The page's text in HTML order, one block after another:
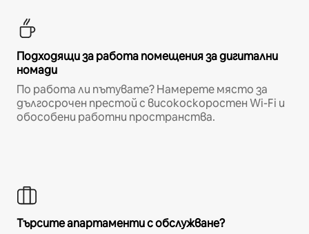
Подходящи за работа помещения за дигитални
номади
По работа ли пътувате? Намерете място за
дългосрочен престой с високоскоростен Wi-Fi и
обособени работни пространства.
Търсите апартаменти с обслужване?